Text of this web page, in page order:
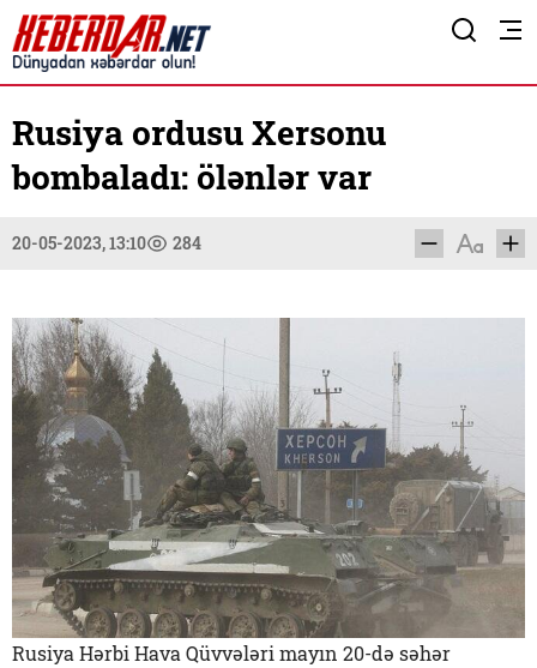
Rusiya ordusu Xersonu
bombaladı: ölənlər var
20-05-2023, 13:10 284
Rusiya Hərbi Hava Qüvvələri mayın 20-də səhər